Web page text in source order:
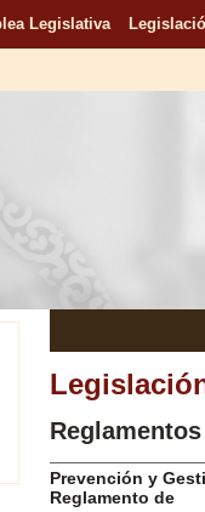
Legislativa
Reglamentos
Prevención y
Reglamento de